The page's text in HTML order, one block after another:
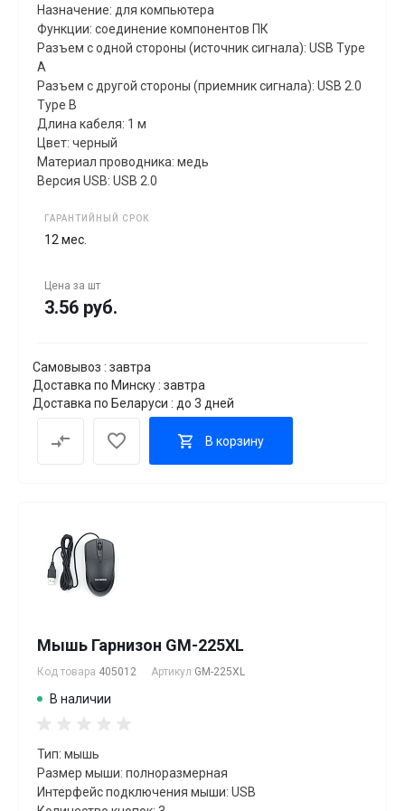
Назначение: для компьютера
Функции: соединение компонентов ПК
Разъем с одной стороны (источник сигнала): USB Type
A
Разъем с другой стороны (приемник сигнала): USB 2.0
Type B
Длина кабеля: 1 м
Цвет: черный
Материал проводника: медь
Версия USB: USB 2.0
ГАРАНТИЙНЫЙ СРОК
12 мес.
Цена за шт
3.56 руб.
Самовывоз : завтра
Доставка по Минску : завтра
Доставка по Беларуси : до 3 дней
В корзину
Мышь Гарнизон GM-225XL
Код товара 405012 Артикул GM-225XL
В наличии
Тип: мышь
Размер мыши: полноразмерная
Интерфейс подключения мыши: USB